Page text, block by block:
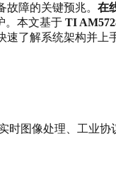
障的关键预兆。 在
。本文基于 TI
了解系统架构并上
图像处理、工业